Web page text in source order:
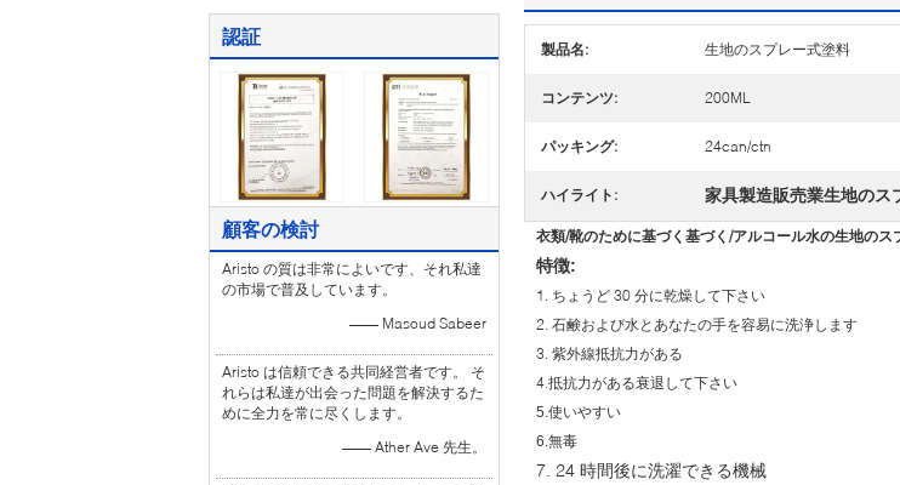
認証
顧客の検討
Aristo の質は非常によいです、それ私達
の市場で普及しています。
—— Masoud Sabeer
Aristo は信頼できる共同経営者です。 そ
れらは私達が出会った問題を解決するた
めに全力を常に尽くします。
—— Ather Ave 先生。
製品名: 生地のスプレー式塗料
コンテンツ: 200ML
パッキング: 24can/ctn
ハイライト: 家具製造販売業生地のス
衣類/靴のために基づく基づく/アルコール水の生地のス
特徴:
1. ちょうど 30 分に乾燥して下さい
2. 石鹸および水とあなたの手を容易に洗浄します
3. 紫外線抵抗力がある
4.抵抗力がある衰退して下さい
5.使いやすい
6.無毒
7. 24 時間後に洗濯できる機械